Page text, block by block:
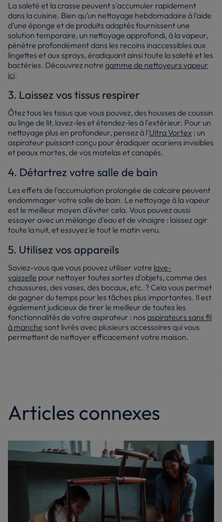
La saleté et la crasse peuvent s'accumuler rapidement
dans la cuisine. Bien qu’un nettoyage hebdomadaire à l’aide
d’une éponge et de produits adaptés fournissent une
solution temporaire, un nettoyage approfondi, à la vapeur,
pénètre profondément dans les recoins inaccessibles aux
lingettes et aux sprays, éradiquant ainsi toute la saleté et les
bactéries. Découvrez notre gamme de nettoyeurs vapeur
ici.
3. Laissez vos tissus respirer
Ôtez tous les tissus que vous pouvez, des housses de coussin
au linge de lit, lavez-les et étendez-les à l'extérieur. Pour un
nettoyage plus en profondeur, pensez à l'Ultra Vortex : un
aspirateur puissant conçu pour éradiquer acariens invisibles
et peaux mortes, de vos matelas et canapés.
4. Détartrez votre salle de bain
Les effets de l'accumulation prolongée de calcaire peuvent
endommager votre salle de bain. Le nettoyage à la vapeur
est le meilleur moyen d'éviter cela. Vous pouvez aussi
essayer avec un mélange d'eau et de vinaigre : laissez agir
toute la nuit, et essuyez le tout le matin venu.
5. Utilisez vos appareils
Saviez-vous que vous pouvez utiliser votre lave-
vaisselle pour nettoyer toutes sortes d'objets, comme des
chaussures, des vases, des bocaux, etc. ? Cela vous permet
de gagner du temps pour les tâches plus importantes. Il est
également judicieux de tirer le meilleur de toutes les
fonctionnalités de votre aspirateur : nos aspirateurs sans fil
à manche sont livrés avec plusieurs accessoires qui vous
permettent de nettoyer efficacement votre maison.
Articles connexes